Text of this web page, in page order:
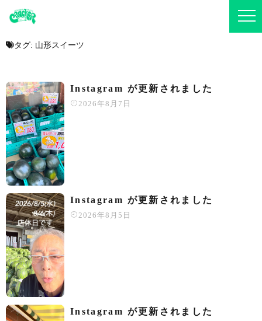
タグ: 山形スイーツ
Instagram が更新されました
2026年8月7日
Instagram が更新されました
2026年8月5日
Instagram が更新されました